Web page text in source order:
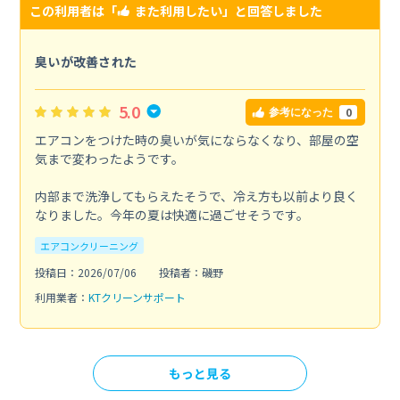
この利用者は「 また利用したい」と回答しました
臭いが改善された
5.0 参考になった 0
エアコンをつけた時の臭いが気にならなくなり、部屋の空
気まで変わったようです。
内部まで洗浄してもらえたそうで、冷え方も以前より良く
なりました。今年の夏は快適に過ごせそうです。
エアコンクリーニング
投稿日：2026/07/06
投稿者：磯野
利用業者： KTクリーンサポート
もっと見る